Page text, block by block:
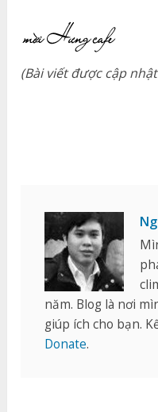
(Bài viết được cập
năm. Blog là nơi
giúp ích cho bạn.
Donate.